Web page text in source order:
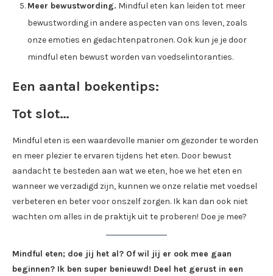
Meer bewustwording. Mindful eten kan leiden tot meer
bewustwording in andere aspecten van ons leven, zoals
onze emoties en gedachtenpatronen. Ook kun je je door
mindful eten bewust worden van voedselintoranties.
Een aantal boekentips:
Tot slot…
Mindful eten is een waardevolle manier om gezonder te worden
en meer plezier te ervaren tijdens het eten. Door bewust
aandacht te besteden aan wat we eten, hoe we het eten en
wanneer we verzadigd zijn, kunnen we onze relatie met voedsel
verbeteren en beter voor onszelf zorgen. Ik kan dan ook niet
wachten om alles in de praktijk uit te proberen! Doe je mee?
Mindful eten; doe jij het al? Of wil jij er ook mee gaan
beginnen? Ik ben super benieuwd! Deel het gerust in een